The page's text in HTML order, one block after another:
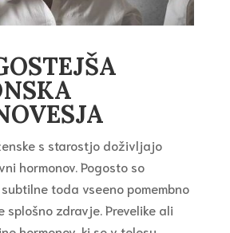
s starostjo doživljajo
hormonov. Pogosto so
toda vseeno pomembno
splošno zdravje. Prevelike ali